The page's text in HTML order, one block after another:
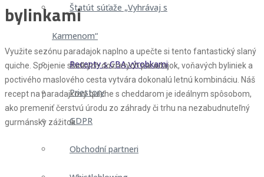
Štatút súťaže „Vyhrávaj s
Karmenom“
Recepty s CBA výrobkami
Priestory
GDPR
Obchodní partneri
bylinkami
Využite sezónu paradajok naplno a upečte si tento fantastický slaný
quiche. Spojenie sladkých dozretých paradajok, voňavých byliniek a
poctivého maslového cesta vytvára dokonalú letnú kombináciu. Náš
recept na paradajkový quiche s cheddarom je ideálnym spôsobom,
ako premeniť čerstvú úrodu zo záhrady či trhu na nezabudnuteľný
gurmánsky zážitok.